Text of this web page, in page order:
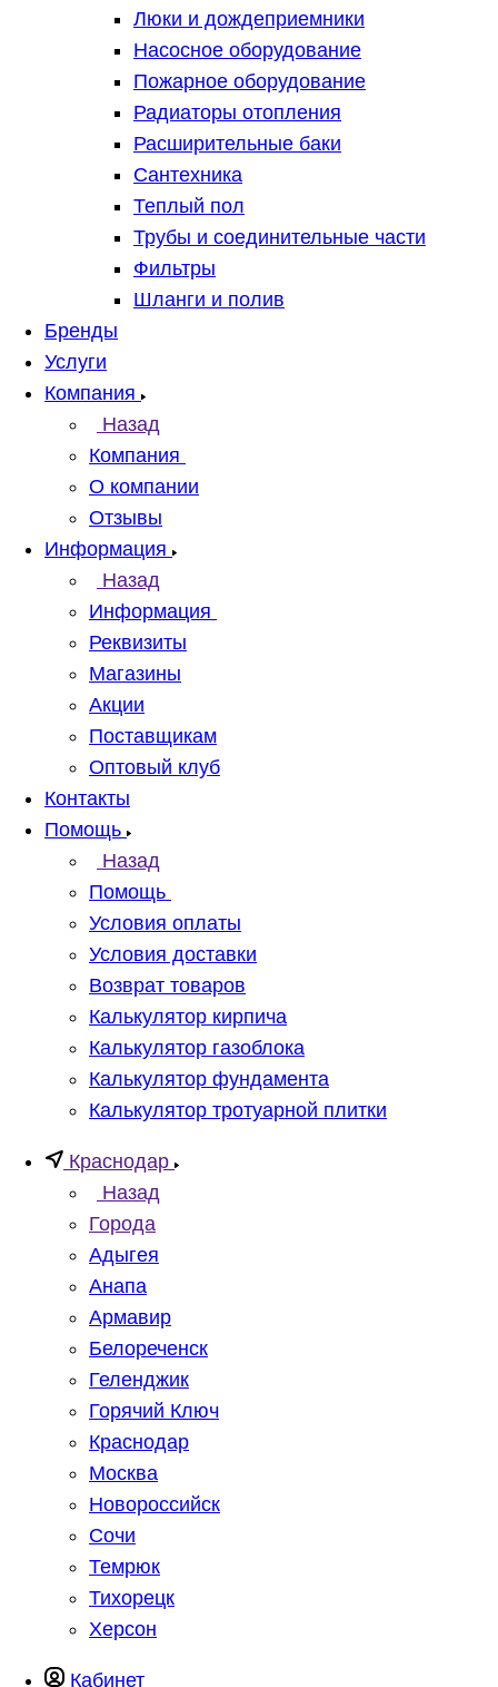
Люки и дождеприемники
Насосное оборудование
Пожарное оборудование
Радиаторы отопления
Расширительные баки
Сантехника
Теплый пол
Трубы и соединительные части
Фильтры
Шланги и полив
Бренды
Услуги
Компания
Назад
Компания
О компании
Отзывы
Информация
Назад
Информация
Реквизиты
Магазины
Акции
Поставщикам
Оптовый клуб
Контакты
Помощь
Назад
Помощь
Условия оплаты
Условия доставки
Возврат товаров
Калькулятор кирпича
Калькулятор газоблока
Калькулятор фундамента
Калькулятор тротуарной плитки
Краснодар
Назад
Города
Адыгея
Анапа
Армавир
Белореченск
Геленджик
Горячий Ключ
Краснодар
Москва
Новороссийск
Сочи
Темрюк
Тихорецк
Херсон
Кабинет